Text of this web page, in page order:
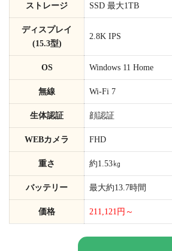
ストレージ SSD 最大1TB
ディスプレイ
(15.3型)
2.8K IPS
OS Windows 11 Home
無線 Wi-Fi 7
生体認証 顔認証
WEBカメラ FHD
重さ 約1.53㎏
バッテリー 最大約13.7時間
価格 211,121円～